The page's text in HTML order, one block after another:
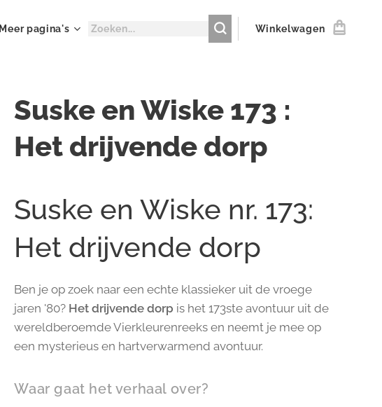
Meer pagina's Winkelwagen
Suske en Wiske 173 :
Het drijvende dorp
Suske en Wiske nr. 173:
Het drijvende dorp
Ben je op zoek naar een echte klassieker uit de vroege
jaren '80? Het drijvende dorp is het 173ste avontuur uit de
wereldberoemde Vierkleurenreeks en neemt je mee op
een mysterieus en hartverwarmend avontuur.
Waar gaat het verhaal over?